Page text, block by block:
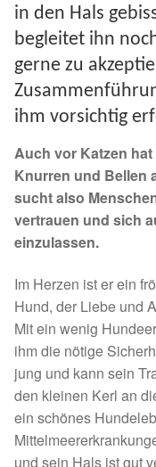
Spenden 2022
Juli bis
Januar bis
Spenden 2021
Juli bis
Fördermitgliedschaft
Tierschutz
Auslandstierschutz
Schutzgebühr
Unsere Notnasen
in den Hals
begleitet ihn
gerne zu
ihm vorsichtig
Auch vor Katzen
Knurren und Bellen
sucht also
vertrauen und sich
einzulassen.
Im Herzen ist er ein
Hund, der Liebe und
Mit ein wenig
ihm die nötige
jung und kann sein
den kleinen Kerl an
ein schönes
und sein Hals ist gut